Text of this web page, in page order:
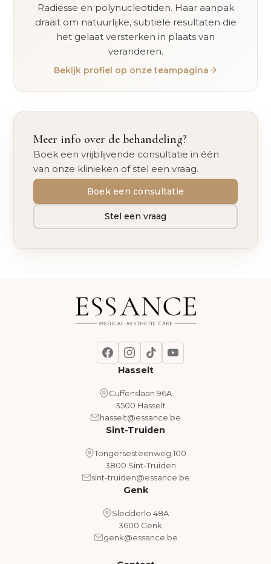
Radiesse en polynucleotiden. Haar aanpak
draait om natuurlijke, subtiele resultaten die
het gelaat versterken in plaats van
veranderen.
Bekijk profiel op onze teampagina
Meer info over de behandeling?
Boek een vrijblijvende consultatie in één
van onze klinieken of stel een vraag.
Boek een consultatie
Stel een vraag
Hasselt
Guffenslaan 96A
3500 Hasselt
hasselt@essance.be
Sint-Truiden
Tongersesteenweg 100
3800 Sint-Truiden
sint-truiden@essance.be
Genk
Sledderlo 48A
3600 Genk
genk@essance.be